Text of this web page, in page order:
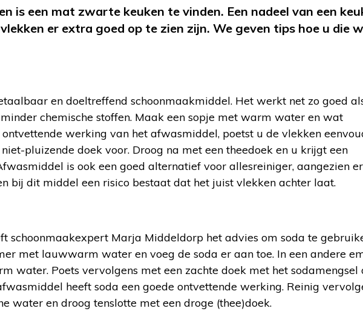
is een mat zwarte keuken te vinden. Een nadeel van een
er extra goed op te zien zijn. We geven tips hoe u die
en doeltreffend schoonmaakmiddel. Het werkt net zo goed
chemische stoffen. Maak een sopje met warm water en wat
werking van het afwasmiddel, poetst u de vlekken
pluizende doek voor. Droog na met een theedoek en u krijgt een
is ook een goed alternatief voor allesreiniger, aangezien
bij dit middel een risico bestaat dat het juist vlekken achter laat.
schoonmaakexpert Marja Middeldorp het advies om soda te
met lauwwarm water en voeg de soda er aan toe. In een andere
water. Poets vervolgens met een zachte doek met het sodamengsel
heeft soda een goede ontvettende werking. Reinig
water en droog tenslotte met een droge (thee)doek.